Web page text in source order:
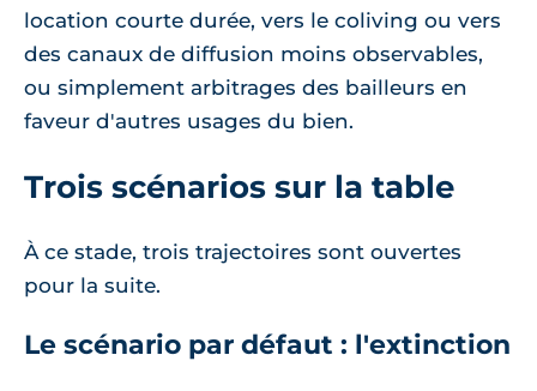
location courte durée, vers le coliving ou vers
des canaux de diffusion moins observables,
ou simplement arbitrages des bailleurs en
faveur d'autres usages du bien.
Trois scénarios sur la table
À ce stade, trois trajectoires sont ouvertes
pour la suite.
Le scénario par défaut : l'extinction